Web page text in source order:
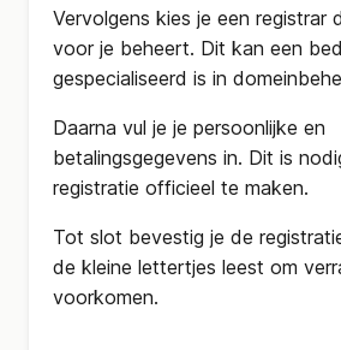
Vervolgens kies je een registrar
voor je beheert. Dit kan een
gespecialiseerd is in
Daarna vul je je persoonlijke en
betalingsgegevens in. Dit is
registratie officieel te maken.
Tot slot bevestig je de
de kleine lettertjes leest om
voorkomen.